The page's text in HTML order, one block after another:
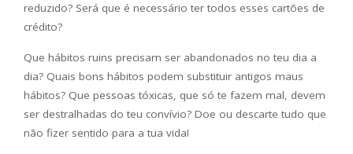
reduzido? Será que é necessário ter todos esses cartões de
crédito?
Que hábitos ruins precisam ser abandonados no teu dia a
dia? Quais bons hábitos podem substituir antigos maus
hábitos? Que pessoas tóxicas, que só te fazem mal, devem
ser destralhadas do teu convívio? Doe ou descarte tudo que
não fizer sentido para a tua vida!